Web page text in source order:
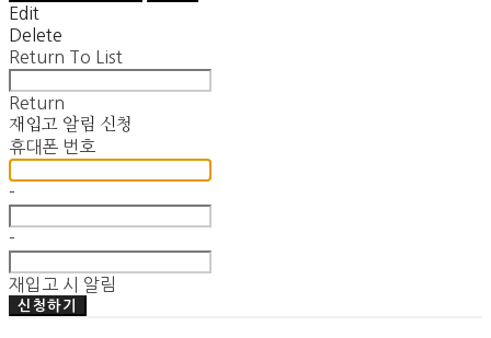
Edit
Delete
Return To List
Return
재입고 알림 신청
휴대폰 번호
-
-
재입고 시 알림
신청하기